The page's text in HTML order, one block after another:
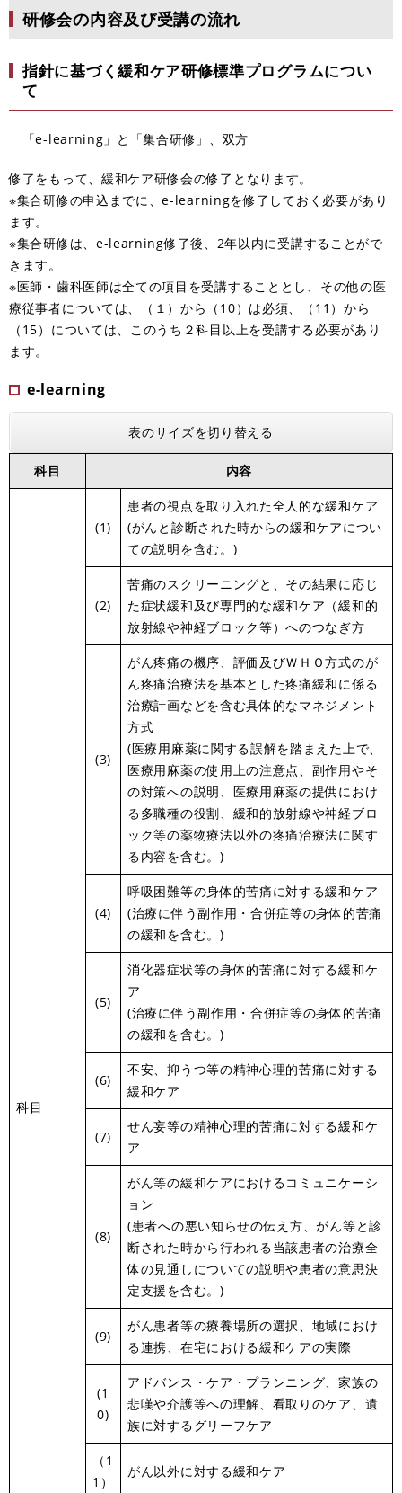
研修会の内容及び受講の流れ
指針に基づく緩和ケア研修標準プログラムについ
て
「e-learning」と「集合研修」、双方
修了をもって、緩和ケア研修会の修了となります。
※集合研修の申込までに、e-learningを修了しておく必要があり
ます。
※集合研修は、e-learning修了後、2年以内に受講することがで
きます。
※医師・歯科医師は全ての項目を受講することとし、その他の医
療従事者については、（１）から（10）は必須、（11）から
（15）については、このうち２科目以上を受講する必要があり
ます。
e-learning
表のサイズを切り替える
科目 内容
科目
(1)
患者の視点を取り入れた全人的な緩和ケア
(がんと診断された時からの緩和ケアについ
ての説明を含む。)
(2)
苦痛のスクリーニングと、その結果に応じ
た症状緩和及び専門的な緩和ケア（緩和的
放射線や神経ブロック等）へのつなぎ方
(3)
がん疼痛の機序、評価及びＷＨＯ方式のが
ん疼痛治療法を基本とした疼痛緩和に係る
治療計画などを含む具体的なマネジメント
方式
(医療用麻薬に関する誤解を踏まえた上で、
医療用麻薬の使用上の注意点、副作用やそ
の対策への説明、医療用麻薬の提供におけ
る多職種の役割、緩和的放射線や神経ブロ
ック等の薬物療法以外の疼痛治療法に関す
る内容を含む。)
(4)
呼吸困難等の身体的苦痛に対する緩和ケア
(治療に伴う副作用・合併症等の身体的苦痛
の緩和を含む。)
(5)
消化器症状等の身体的苦痛に対する緩和ケ
ア
(治療に伴う副作用・合併症等の身体的苦痛
の緩和を含む。)
(6)
不安、抑うつ等の精神心理的苦痛に対する
緩和ケア
(7)
せん妄等の精神心理的苦痛に対する緩和ケ
ア
(8)
がん等の緩和ケアにおけるコミュニケーシ
ョン
(患者への悪い知らせの伝え方、がん等と診
断された時から行われる当該患者の治療全
体の見通しについての説明や患者の意思決
定支援を含む。)
(9)
がん患者等の療養場所の選択、地域におけ
る連携、在宅における緩和ケアの実際
(1
0)
アドバンス・ケア・プランニング、家族の
悲嘆や介護等への理解、看取りのケア、遺
族に対するグリーフケア
（1
1）
がん以外に対する緩和ケア